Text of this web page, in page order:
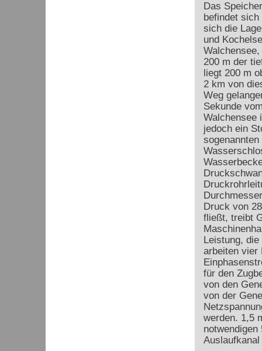
Das
befindet
sich die
und
200 m der
liegt 200 m
2 km von
Weg
Sekunde
Walchensee
jedoch ein
Druck von
fließt, treibt
Leistung,
arbeiten vier
für den
von den
von der
werden. 1,5